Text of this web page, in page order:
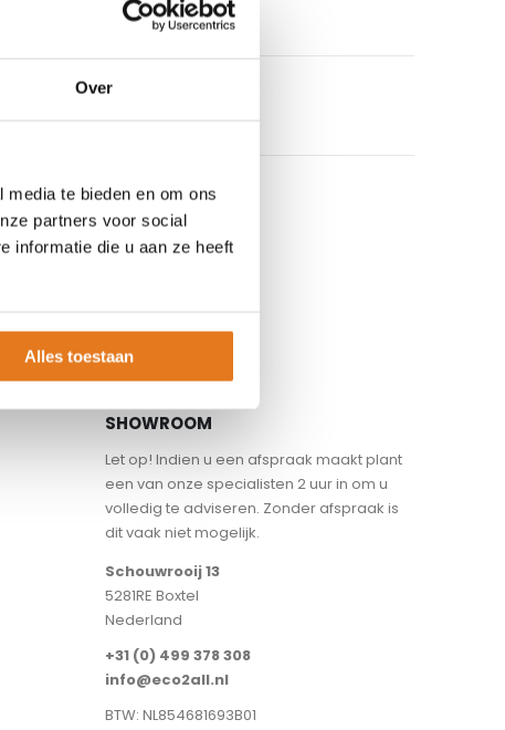
Over
te bieden en om ons
partners voor social
informatie die u aan ze heeft
Alles toestaan
SHOWROOM
Let op! Indien u een afspraak maakt plant
een van onze specialisten 2 uur in om u
volledig te adviseren. Zonder afspraak is
dit vaak niet mogelijk.
Schouwrooij 13
5281RE Boxtel
Nederland
+31 (0) 499 378 308
info@eco2all.nl
BTW: NL854681693B01